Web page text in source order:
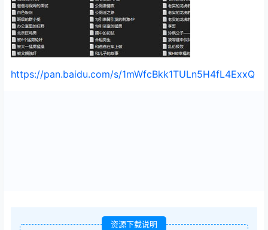
https://pan.baidu.com/s/1mWfcBkk1TULn5H4fL4ExxQ
资源下载说明